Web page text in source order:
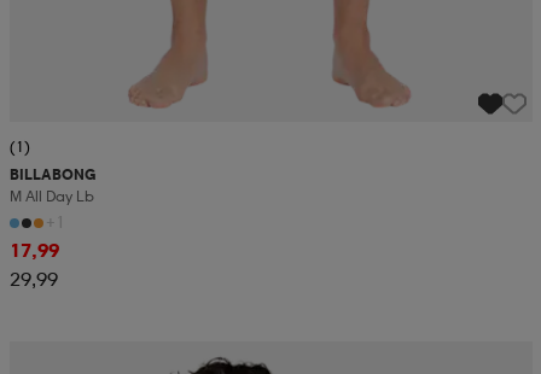
(1)
BILLABONG
M All Day Lb
+1
17,99
29,99